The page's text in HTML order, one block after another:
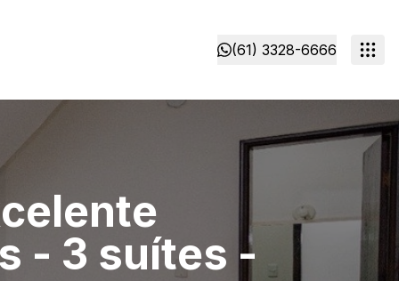
(61) 3328-6666
- 3 suítes -